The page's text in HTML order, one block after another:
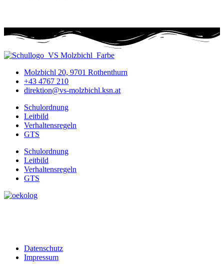
Molzbichl 20, 9701 Rothenthurn
+43 4767 210
direktion@vs-molzbichl.ksn.at
Schulordnung
Leitbild
Verhaltensregeln
GTS
Schulordnung
Leitbild
Verhaltensregeln
GTS
Datenschutz
Impressum